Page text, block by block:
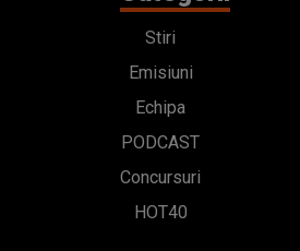
Stiri
Emisiuni
Echipa
PODCAST
Concursuri
HOT40